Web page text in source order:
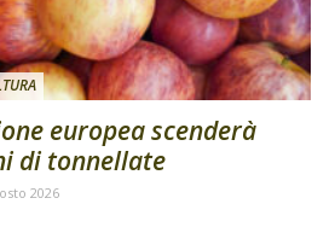
europea scenderà
di tonnellate
2026